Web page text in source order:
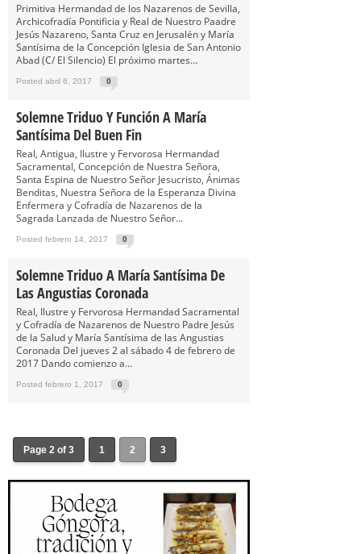
Primitiva Hermandad de los Nazarenos de Sevilla,
Archicofradía Pontificia y Real de Nuestro Paadre
Jesús Nazareno, Santa Cruz en Jerusalén y María
Santísima de la Concepción Iglesia de San Antonio
Abad (C/ El Silencio) El próximo martes...
Posted abril 6, 2017 0
Solemne Triduo Y Función A María
Santísima Del Buen Fin
Real, Antigua, Ilustre y Fervorosa Hermandad
Sacramental, Concepción de Nuestra Señora,
Santa Espina de Nuestro Señor Jesucristo, Ánimas
Benditas, Nuestra Señora de la Esperanza Divina
Enfermera y Cofradía de Nazarenos de la
Sagrada Lanzada de Nuestro Señor...
Posted febrero 14, 2017 0
Solemne Triduo A María Santísima De
Las Angustias Coronada
Real, Ilustre y Fervorosa Hermandad Sacramental
y Cofradía de Nazarenos de Nuestro Padre Jesús
de la Salud y María Santísima de las Angustias
Coronada Del jueves 2 al sábado 4 de febrero de
2017 Dando comienzo a...
Posted febrero 1, 2017 0
Page 2 of 3 1 2 3